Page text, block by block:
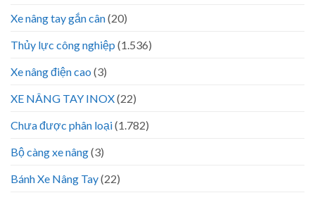
Xe nâng tay gắn cân(20)
Thủy lực công nghiệp (1.536)
Xe nâng điện cao (3)
XE NÂNG TAY INOX(22)
Chưa được phân loại(1.782)
Bộ càng xe nâng(3)
Bánh Xe Nâng Tay(22)